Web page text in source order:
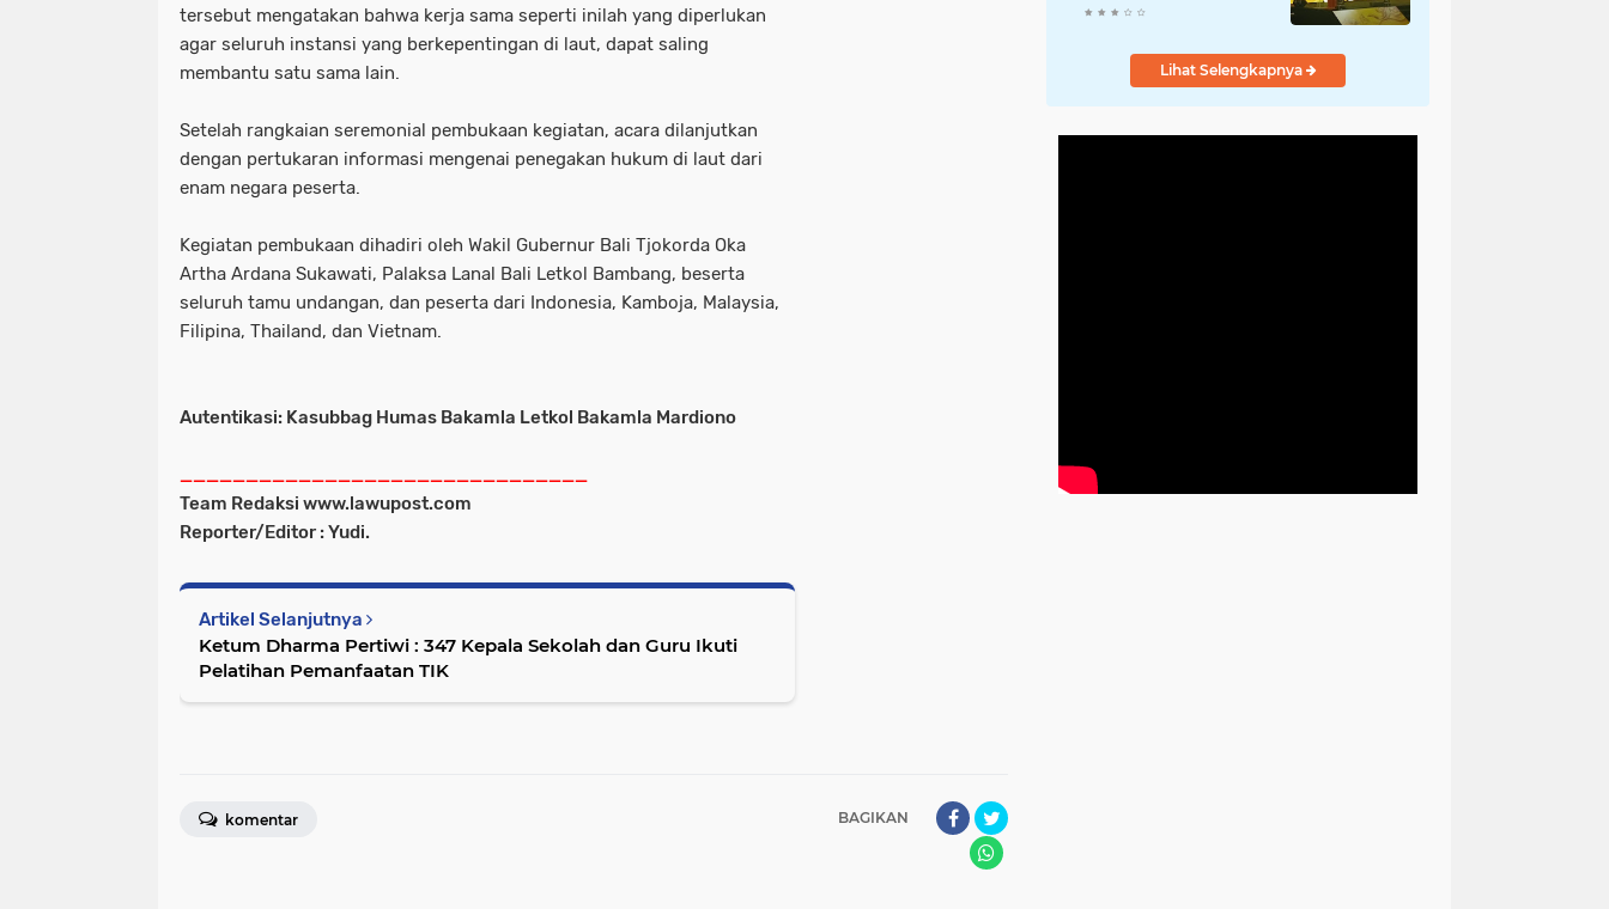
tersebut mengatakan bahwa kerja sama seperti inilah yang diperlukan
agar seluruh instansi yang berkepentingan di laut, dapat saling
membantu satu sama lain.
Setelah rangkaian seremonial pembukaan kegiatan, acara dilanjutkan
dengan pertukaran informasi mengenai penegakan hukum di laut dari
enam negara peserta.
Kegiatan pembukaan dihadiri oleh Wakil Gubernur Bali Tjokorda Oka
Artha Ardana Sukawati, Palaksa Lanal Bali Letkol Bambang, beserta
seluruh tamu undangan, dan peserta dari Indonesia, Kamboja, Malaysia,
Filipina, Thailand, dan Vietnam.
Autentikasi: Kasubbag Humas Bakamla Letkol Bakamla Mardiono
_______________________________
Team Redaksi www.lawupost.com
Reporter/Editor : Yudi.
Artikel Selanjutnya
Ketum Dharma Pertiwi : 347 Kepala Sekolah dan Guru Ikuti
Pelatihan Pemanfaatan TIK
BAGIKAN
komentar
Bandung Barat,
Kepemimpinan
Harmonis "TurunLihat Selengkapnya